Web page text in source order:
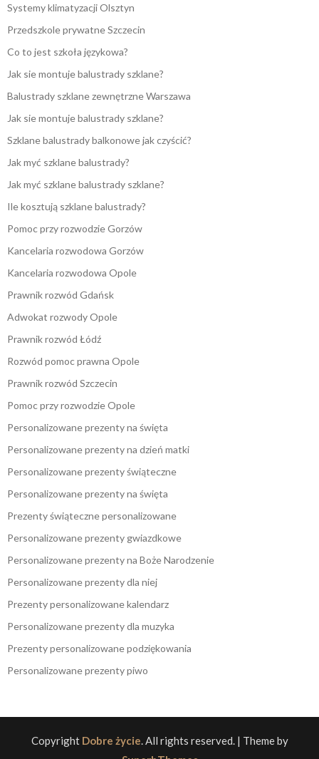
Systemy klimatyzacji Olsztyn
Przedszkole prywatne Szczecin
Co to jest szkoła językowa?
Jak sie montuje balustrady szklane?
Balustrady szklane zewnętrzne Warszawa
Jak sie montuje balustrady szklane?
Szklane balustrady balkonowe jak czyścić?
Jak myć szklane balustrady?
Jak myć szklane balustrady szklane?
Ile kosztują szklane balustrady?
Pomoc przy rozwodzie Gorzów
Kancelaria rozwodowa Gorzów
Kancelaria rozwodowa Opole
Prawnik rozwód Gdańsk
Adwokat rozwody Opole
Prawnik rozwód Łódź
Rozwód pomoc prawna Opole
Prawnik rozwód Szczecin
Pomoc przy rozwodzie Opole
Personalizowane prezenty na święta
Personalizowane prezenty na dzień matki
Personalizowane prezenty świąteczne
Personalizowane prezenty na święta
Prezenty świąteczne personalizowane
Personalizowane prezenty gwiazdkowe
Personalizowane prezenty na Boże Narodzenie
Personalizowane prezenty dla niej
Prezenty personalizowane kalendarz
Personalizowane prezenty dla muzyka
Prezenty personalizowane podziękowania
Personalizowane prezenty piwo
Copyright Dobre życie. All rights reserved. | Theme by